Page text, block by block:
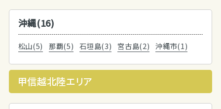
沖縄(16)
松山(5) 那覇(5) 石垣島(3) 宮古島(2) 沖縄市(1)
甲信越北陸エリア